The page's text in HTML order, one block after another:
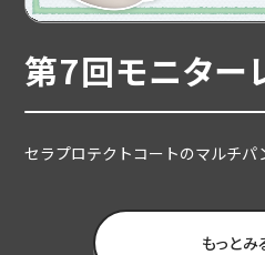
第7回モニター
セラプロテクトコートのマルチパ
もっとみ